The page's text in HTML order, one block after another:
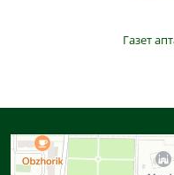
Газет
Алға
Яндекс Карталар — көлік,